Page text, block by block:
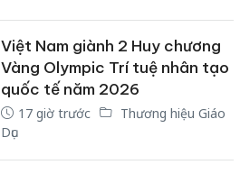
Việt Nam giành 2 Huy chương
Vàng Olympic Trí tuệ nhân tạo
quốc tế năm 2026
17 giờ trước
Thương hiệu Giáo
Dục